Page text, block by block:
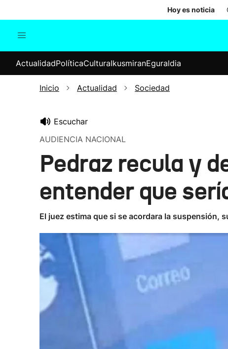
Hoy es noticia
Internacional
Elecciones
ActualidadPolíticaCulturaIkusmiranEguraldia
Inicio Actualidad Sociedad
Escuchar
AUDIENCIA NACIONAL
Pedraz recula y
entender que
El juez estima que si se acordara la suspensión,